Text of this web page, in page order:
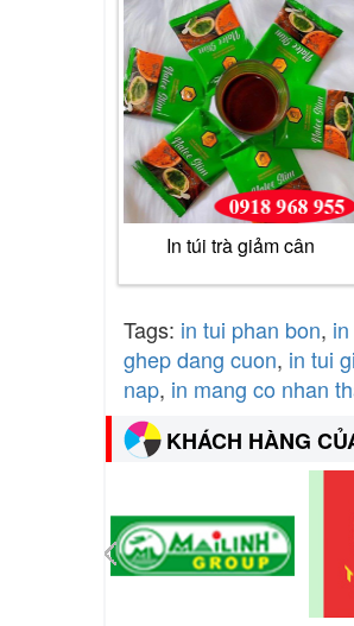
In túi trà giảm cân
Tags: in tui phan bon,
ghep dang cuon, in tui
nap, in mang co nhan
KHÁCH HÀNG